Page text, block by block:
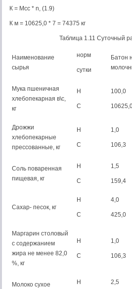
К = Мсс * n, (1.9)
К м = 10625,0 * 7 = 74375 кг
Таблица 1.11 Суточный
Наименование
сырья
норм
сутки
Батон
Мука пшеничная
хлебопекарная в\с,
кг
Н
С
100,0
Дрожжи
хлебопекарные
прессованные, кг
Н
С
1,0
106,3
Соль поваренная
пищевая, кг
Н
С
1,5
159,4
Сахар- песок, кг
Н
С
4,0
425,0
Маргарин столовый
с содержанием
жира не менее 82,0
%, кг
Н
С
1,0
106,3
Молоко сухое
Н 2,5